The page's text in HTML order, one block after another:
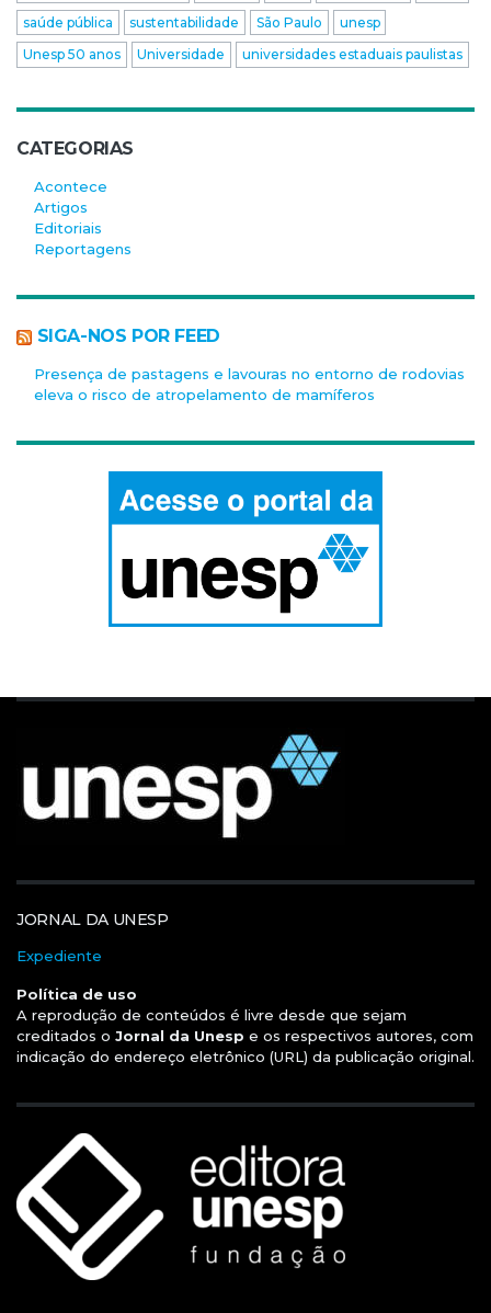
saúde pública
sustentabilidade São Paulo
unesp
Unesp 50 anos
Universidade universidades estaduais paulistas
CATEGORIAS
Acontece
Artigos
Editoriais
Reportagens
SIGA-NOS POR FEED
Presença de pastagens e lavouras no entorno de rodovias
eleva o risco de atropelamento de mamíferos
JORNAL DA UNESP
Expediente
Política de uso
A reprodução de conteúdos é livre desde que sejam
creditados o Jornal da Unesp e os respectivos autores, com
indicação do endereço eletrônico (URL) da publicação original.